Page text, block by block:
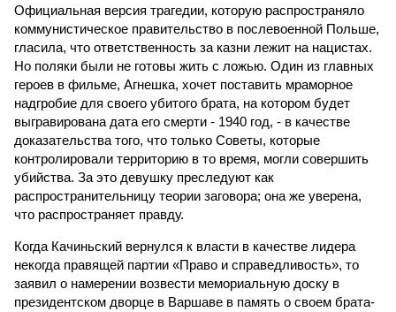
Официальная версия трагедии, которую распространяло
коммунистическое правительство в послевоенной Польше,
гласила, что ответственность за казни лежит на нацистах.
Но поляки были не готовы жить с ложью. Один из главных
героев в фильме, Агнешка, хочет поставить мраморное
надгробие для своего убитого брата, на котором будет
выгравирована дата его смерти - 1940 год, - в качестве
доказательства того, что только Советы, которые
контролировали территорию в то время, могли совершить
убийства. За это девушку преследуют как
распространительницу теории заговора; она же уверена,
что распространяет правду.
Когда Качиньский вернулся к власти в качестве лидера
некогда правящей партии «Право и справедливость», то
заявил о намерении возвести мемориальную доску в
президентском дворце в Варшаве в память о своем брата-